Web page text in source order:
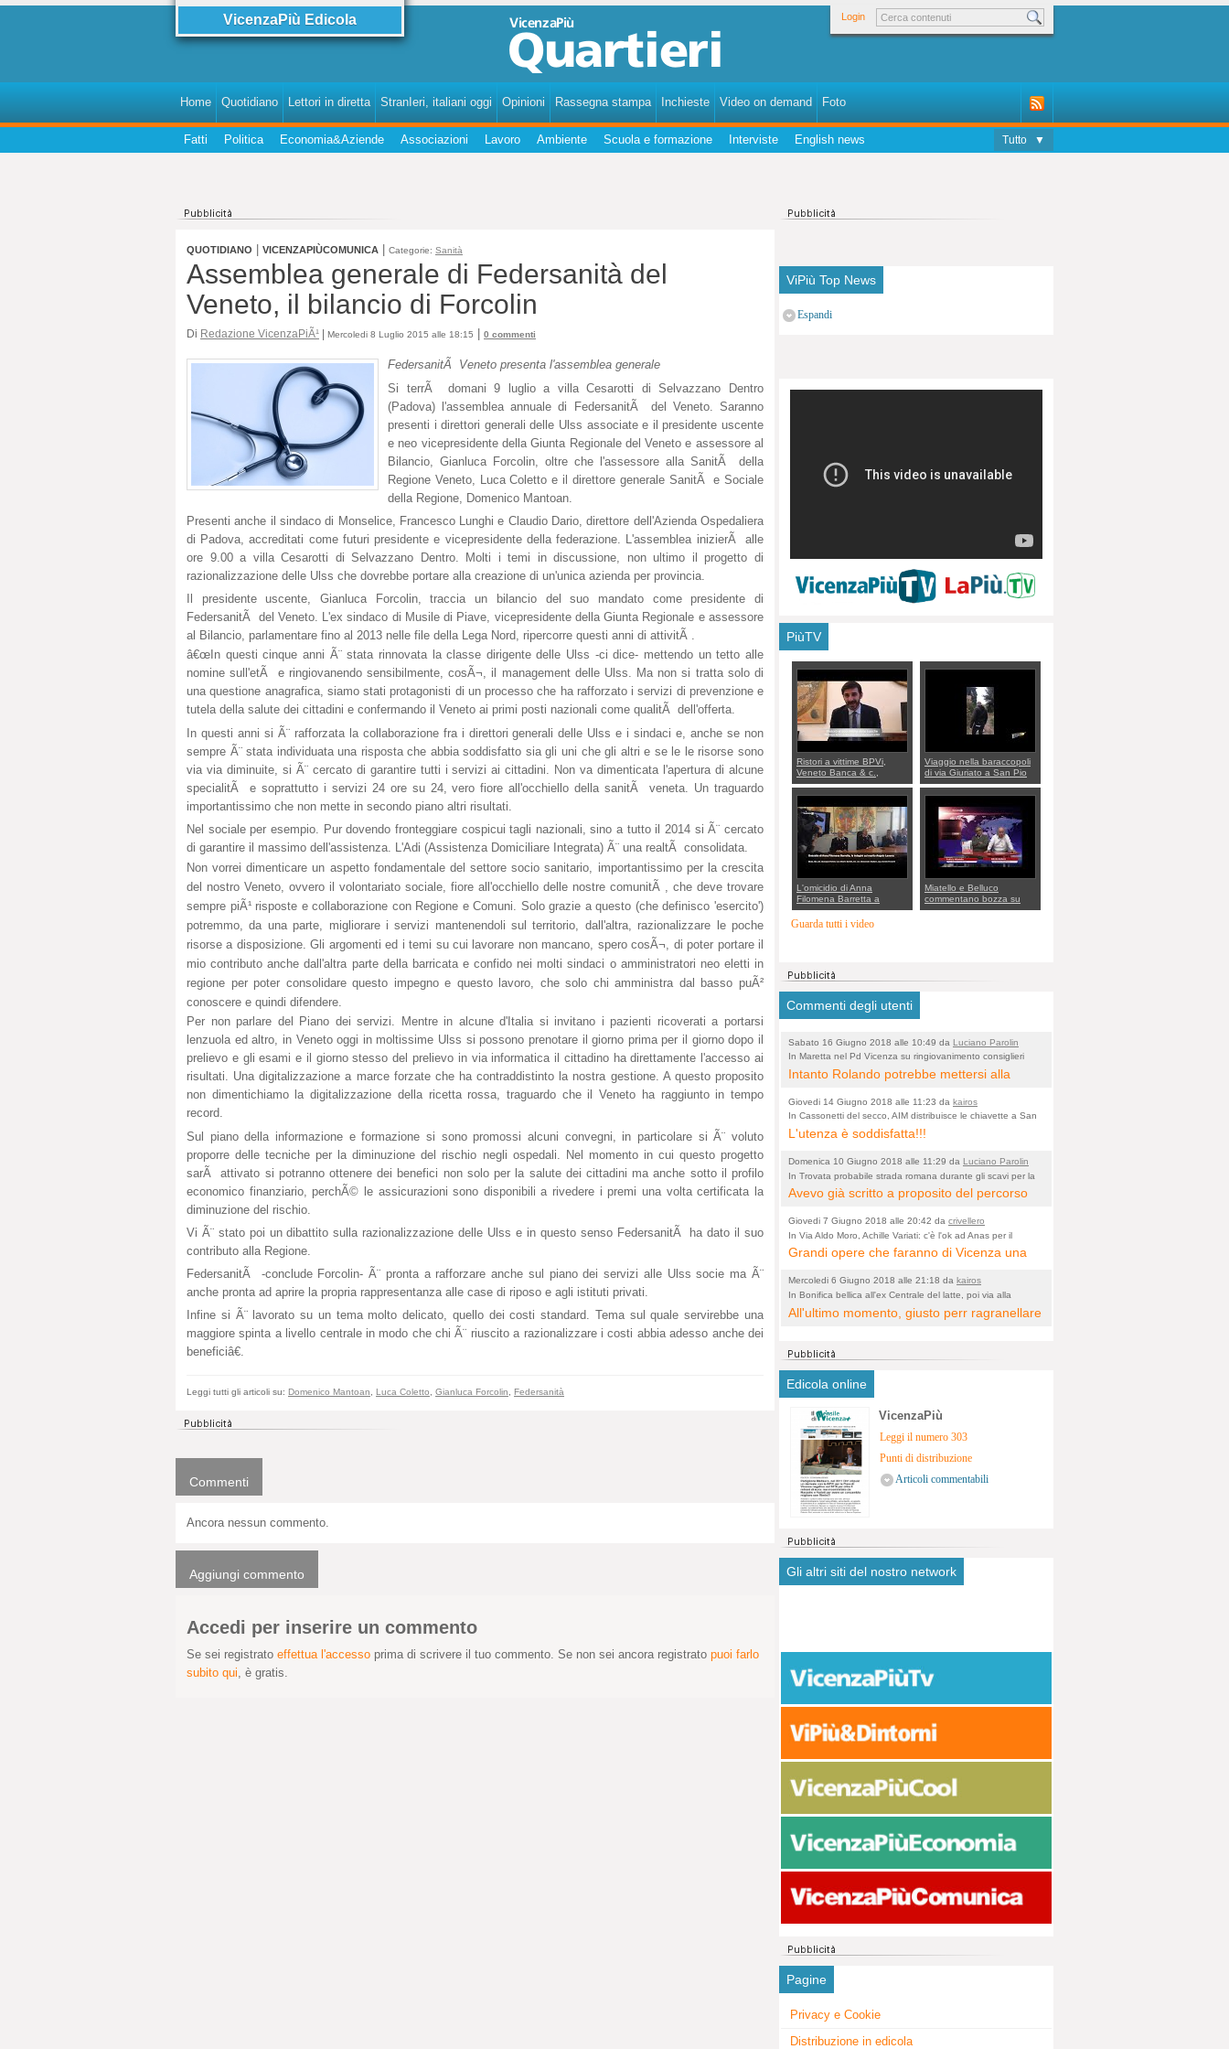
VicenzaPiù Edicola Login
Home Quotidiano Lettori in diretta StranIeri, italiani oggi Opinioni Rassegna stampa Inchieste Video on demand Foto
Fatti Politica Economia&Aziende Associazioni Lavoro Ambiente Scuola e formazione Interviste English news Tutto ▼
QUOTIDIANO VICENZAPIÙCOMUNICA Categorie: Sanità
Assemblea generale di Federsanità del
Veneto, il bilancio di Forcolin
Di Redazione VicenzaPiÃ¹ | Mercoledi 8 Luglio 2015 alle 18:15 0 commenti
FedersanitÃ Veneto presenta l'assemblea generale
Si terrÃ domani 9 luglio a villa Cesarotti di Selvazzano Dentro
(Padova) l'assemblea annuale di FedersanitÃ del Veneto. Saranno
presenti i direttori generali delle Ulss associate e il presidente uscente
e neo vicepresidente della Giunta Regionale del Veneto e assessore al
Bilancio, Gianluca Forcolin, oltre che l'assessore alla SanitÃ della
Regione Veneto, Luca Coletto e il direttore generale SanitÃ e Sociale
della Regione, Domenico Mantoan.
Presenti anche il sindaco di Monselice, Francesco Lunghi e Claudio Dario, direttore dell'Azienda Ospedaliera
di Padova, accreditati come futuri presidente e vicepresidente della federazione. L'assemblea inizierÃ alle
ore 9.00 a villa Cesarotti di Selvazzano Dentro. Molti i temi in discussione, non ultimo il progetto di
razionalizzazione delle Ulss che dovrebbe portare alla creazione di un'unica azienda per provincia.
Il presidente uscente, Gianluca Forcolin, traccia un bilancio del suo mandato come presidente di
FedersanitÃ del Veneto. L'ex sindaco di Musile di Piave, vicepresidente della Giunta Regionale e assessore
al Bilancio, parlamentare fino al 2013 nelle file della Lega Nord, ripercorre questi anni di attivitÃ .
â€œIn questi cinque anni Ã¨ stata rinnovata la classe dirigente delle Ulss -ci dice- mettendo un tetto alle
nomine sull'etÃ e ringiovanendo sensibilmente, cosÃ¬, il management delle Ulss. Ma non si tratta solo di
una questione anagrafica, siamo stati protagonisti di un processo che ha rafforzato i servizi di prevenzione e
tutela della salute dei cittadini e confermando il Veneto ai primi posti nazionali come qualitÃ dell'offerta.
In questi anni si Ã¨ rafforzata la collaborazione fra i direttori generali delle Ulss e i sindaci e, anche se non
sempre Ã¨ stata individuata una risposta che abbia soddisfatto sia gli uni che gli altri e se le le risorse sono
via via diminuite, si Ã¨ cercato di garantire tutti i servizi ai cittadini. Non va dimenticata l'apertura di alcune
specialitÃ e soprattutto i servizi 24 ore su 24, vero fiore all'occhiello della sanitÃ veneta. Un traguardo
importantissimo che non mette in secondo piano altri risultati.
Nel sociale per esempio. Pur dovendo fronteggiare cospicui tagli nazionali, sino a tutto il 2014 si Ã¨ cercato
di garantire il massimo dell'assistenza. L'Adi (Assistenza Domiciliare Integrata) Ã¨ una realtÃ consolidata.
Non vorrei dimenticare un aspetto fondamentale del settore socio sanitario, importantissimo per la crescita
del nostro Veneto, ovvero il volontariato sociale, fiore all'occhiello delle nostre comunitÃ , che deve trovare
sempre piÃ¹ risposte e collaborazione con Regione e Comuni. Solo grazie a questo (che definisco 'esercito')
potremmo, da una parte, migliorare i servizi mantenendoli sul territorio, dall'altra, razionalizzare le poche
risorse a disposizione. Gli argomenti ed i temi su cui lavorare non mancano, spero cosÃ¬, di poter portare il
mio contributo anche dall'altra parte della barricata e confido nei molti sindaci o amministratori neo eletti in
regione per poter consolidare questo impegno e questo lavoro, che solo chi amministra dal basso puÃ²
conoscere e quindi difendere.
Per non parlare del Piano dei servizi. Mentre in alcune d'Italia si invitano i pazienti ricoverati a portarsi
lenzuola ed altro, in Veneto oggi in moltissime Ulss si possono prenotare il giorno prima per il giorno dopo il
prelievo e gli esami e il giorno stesso del prelievo in via informatica il cittadino ha direttamente l'accesso ai
risultati. Una digitalizzazione a marce forzate che ha contraddistinto la nostra gestione. A questo proposito
non dimentichiamo la digitalizzazione della ricetta rossa, traguardo che il Veneto ha raggiunto in tempo
record.
Sul piano della informazione e formazione si sono promossi alcuni convegni, in particolare si Ã¨ voluto
proporre delle tecniche per la diminuzione del rischio negli ospedali. Nel momento in cui questo progetto
sarÃ attivato si potranno ottenere dei benefici non solo per la salute dei cittadini ma anche sotto il profilo
economico finanziario, perchÃ© le assicurazioni sono disponibili a rivedere i premi una volta certificata la
diminuzione del rischio.
Vi Ã¨ stato poi un dibattito sulla razionalizzazione delle Ulss e in questo senso FedersanitÃ ha dato il suo
contributo alla Regione.
FedersanitÃ -conclude Forcolin- Ã¨ pronta a rafforzare anche sul piano dei servizi alle Ulss socie ma Ã¨
anche pronta ad aprire la propria rappresentanza alle case di riposo e agli istituti privati.
Infine si Ã¨ lavorato su un tema molto delicato, quello dei costi standard. Tema sul quale servirebbe una
maggiore spinta a livello centrale in modo che chi Ã¨ riuscito a razionalizzare i costi abbia adesso anche dei
beneficiâ€.
Leggi tutti gli articoli su: Domenico Mantoan, Luca Coletto, Gianluca Forcolin, Federsanità
Commenti
Ancora nessun commento.
Aggiungi commento
Accedi per inserire un commento
Se sei registrato effettua l'accesso prima di scrivere il tuo commento. Se non sei ancora registrato puoi farlo
subito qui , è gratis.
ViPiù Top News
Espandi
PiùTV
Ristori a vittime BPVi,
Veneto Banca & c.,
appello al sottosegretario
Alessio Villarosa: per
mettere ordine convochi
con Di Maio CNCU a
supporto della cabina di
regia al Mef
Viaggio nella baraccopoli
di via Giuriato a San Pio
X. Vicenza ai Vicentini:
“faremo un regalo di
Natale ai residenti”
L'omicidio di Anna
Filomena Barretta a
Marano, le indagini dei
carabinieri di Vicenza sul
Miatello e Belluco
commentano bozza su
ristori BPVi e Veneto
Guarda tutti i video
Commenti degli utenti
Sabato 16 Giugno 2018 alle 10:49 da Luciano Parolin
(Luciano)
In Maretta nel Pd Vicenza su ringiovanimento consiglieri
comunali? Gianni Rolando: "non mi dimetto". Angelo
Intanto Rolando potrebbe mettersi alla
l'acqua alle Maddalene, con tanti Auguri di
Acque Vicentine, magari deviando il
Giovedi 14 Giugno 2018 alle 11:23 da kairos
In Cassonetti del secco, AIM distribuisce le chiavette a San
Pio X
L'utenza è soddisfatta!!!
Domenica 10 Giugno 2018 alle 11:29 da Luciano Parolin
(Luciano)
In Trovata probabile strada romana durante gli scavi per la
bretella dell'Albera. Un nuovo stop?
Avevo già scritto a proposito del percorso
archeologico. La zona è sicuramente ricca
di testimonianze religiose, con insediamenti
abitativi, vedi l'acquedotto romano di
Lobbia. Spero, che risorgive della Seriola,
non subiscano danni.
Giovedi 7 Giugno 2018 alle 20:42 da crivellero
In Via Aldo Moro, Achille Variati: c'è l'ok ad Anas per il
completamento della tangenziale
Grandi opere che faranno di Vicenza una
soffocata dal rumore dal traffico e smog
concentrato in 6 vie cittadine. complimenti
Mercoledi 6 Giugno 2018 alle 21:18 da kairos
In Bonifica bellica all'ex Centrale del latte, poi via alla
riqualificazione
All'ultimo momento, giusto perr ragranellare
prima?
Edicola online
VicenzaPiù
Leggi il numero 303
Punti di distribuzione
Articoli commentabili
Gli altri siti del nostro network
Pagine
Privacy e Cookie
Distribuzione in edicola